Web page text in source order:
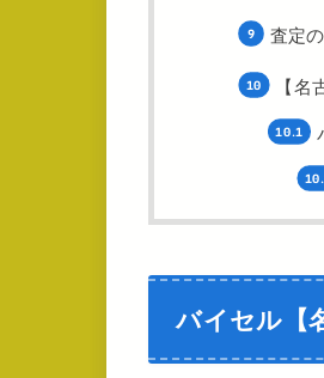
査定
【
バイセル【